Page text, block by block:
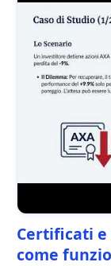
Certificati e
come